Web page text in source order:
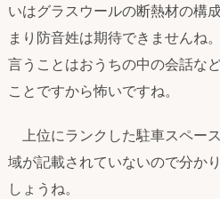
いはグラスウールの断熱材の構
まり防音姓は期待できませんね
言うことはおうちの中の会話な
ことですから怖いですね。
上位にランクした駐車スペー
域が記載されていないので分か
しょうね。